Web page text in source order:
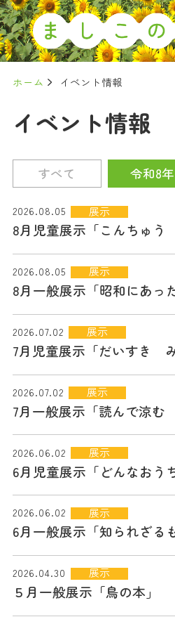
ホーム イベント情報
イベント情報
すべて 令和8年
2026.08.05 展示
8月児童展示「こんちゅう
2026.08.05 展示
2026.07.02 展示
7月児童展示「だいすき
2026.07.02 展示
7月一般展示「読んで涼む
2026.06.02 展示
6月児童展示「どんなおう
2026.06.02 展示
6月一般展示「知られざる
2026.04.30 展示
５月一般展示「鳥の本」